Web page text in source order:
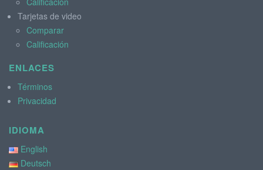
Tarjetas de video
Comparar
Calificación
ENLACES
Términos
Privacidad
IDIOMA
English
Deutsch